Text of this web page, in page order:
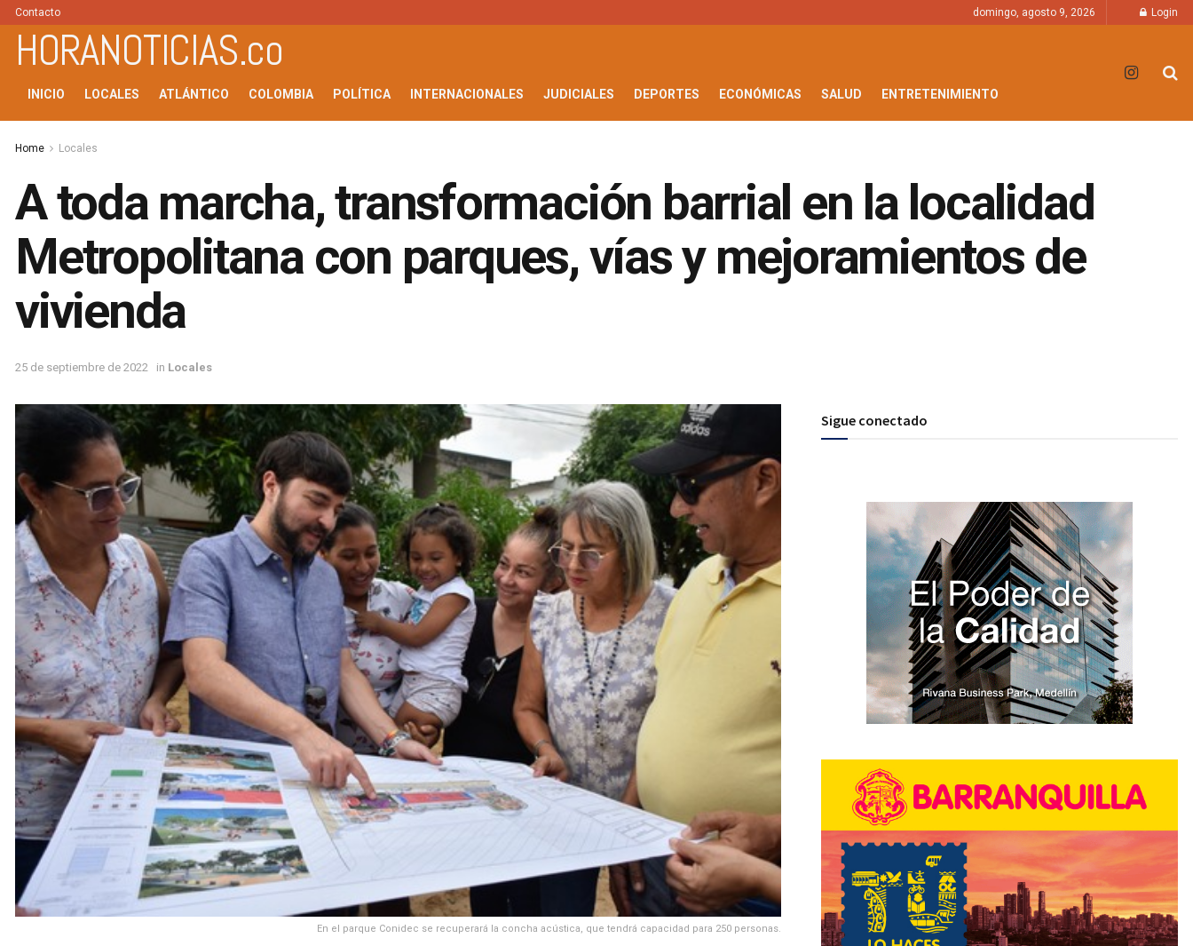
Contacto domingo, agosto 9, 2026 Login
HORANOTICIAS.co
INICIO LOCALES ATLÁNTICO COLOMBIA POLÍTICA INTERNACIONALES JUDICIALES DEPORTES ECONÓMICAS SALUD ENTRETENIMIENTO
Home Locales
A toda marcha, transformación barrial en la localidad
Metropolitana con parques, vías y mejoramientos de
vivienda
25 de septiembre de 2022 in Locales
En el parque Conidec se recuperará la concha acústica, que tendrá capacidad para 250 personas.
Sigue conectado